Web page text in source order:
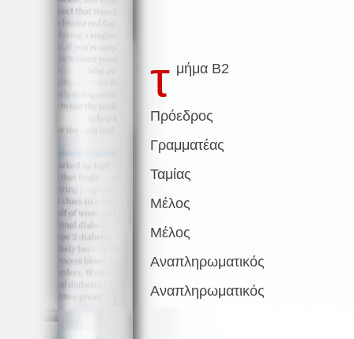
τ μήμα Β2
Πρόεδρος
Γραμματέας
Ταμίας
Μέλος
Μέλος
Αναπληρωματικός
Αναπληρωματικός